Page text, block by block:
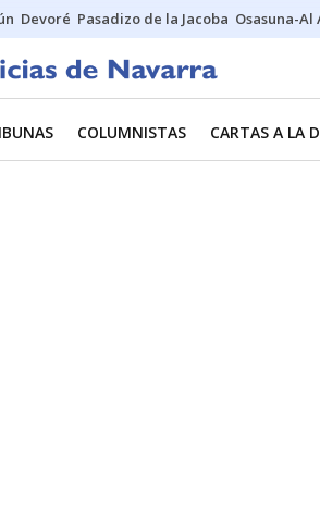
Devoré Pasadizo de la Jacoba Osasuna-Al
COLUMNISTAS CARTAS A LA